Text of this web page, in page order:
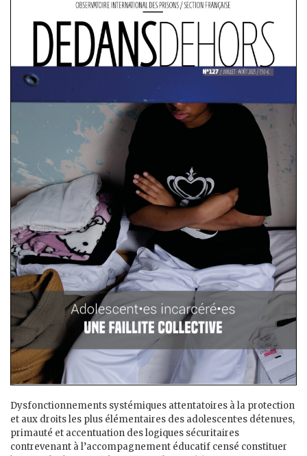
Dysfonctionnements systémiques attentatoires à la protection
et aux droits les plus élémentaires des adolescent·es détenu·es,
primauté et accentuation des logiques sécuritaires
contrevenant à l’accompagnement éducatif censé constituer